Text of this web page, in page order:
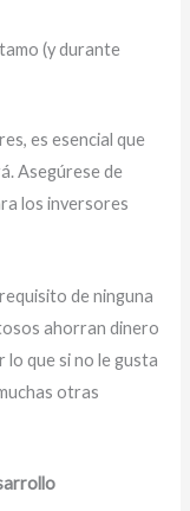
(y durante
es esencial que
Asegúrese de
los inversores
de ninguna
ahorran dinero
que si no le gusta
otras